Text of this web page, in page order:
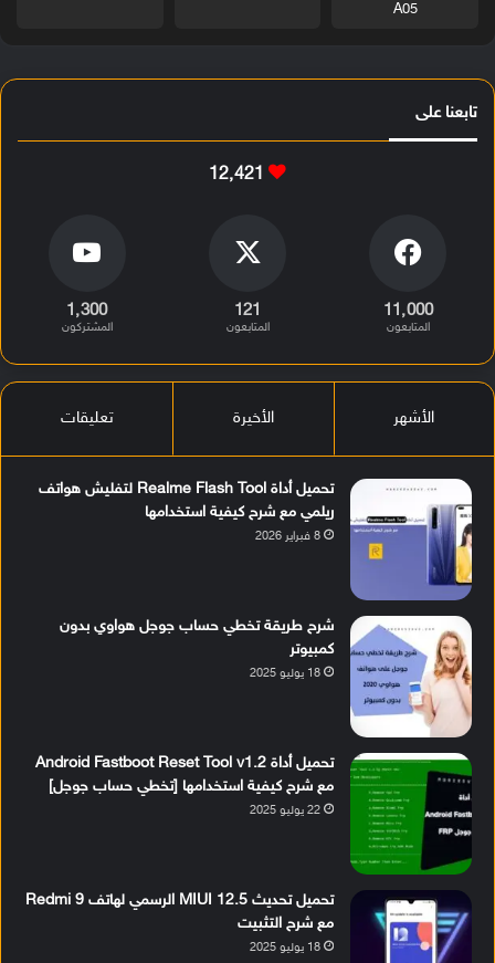
A05
تابعنا على
12٬421
11٬000
المتابعون
121
المتابعون
1٬300
المشتركون
الأشهر الأخيرة تعليقات
تحميل أداة Realme Flash Tool لتفليش هواتف
ريلمي مع شرح كيفية استخدامها
8 فبراير 2026
شرح طريقة تخطي حساب جوجل هواوي بدون
كمبيوتر
18 يوليو 2025
تحميل أداة Android Fastboot Reset Tool v1.2
مع شرح كيفية استخدامها [تخطي حساب جوجل]
22 يوليو 2025
تحميل تحديث MIUI 12.5 الرسمي لهاتف Redmi 9
مع شرح التثبيت
18 يوليو 2025